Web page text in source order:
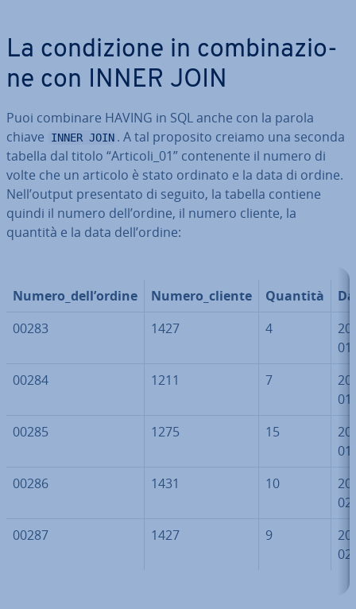
La con­di­zio­ne in com­bi­na­zio­
ne con INNER JOIN
Puoi combinare HAVING in SQL anche con la parola
chiave
INNER JOIN . A tal proposito creiamo una seconda
tabella dal titolo “Articoli_01” con­te­nen­te il numero di
volte che un articolo è stato ordinato e la data di ordine.
Nell’output pre­sen­ta­to di seguito, la tabella contiene
quindi il numero dell’ordine, il numero cliente, la
quantità e la data dell’ordine:
Numero_dell’ordine Numero_cliente Quantità
00283
1427 4
00284
1211 7
00285
1275 15
00286
1431 10
00287
1427 9